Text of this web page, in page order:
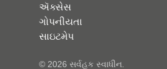
ઍક્સેસ
ગોપનીયતા
સાઇટમેપ
© 2026 સર્વહક સ્વાધીન.